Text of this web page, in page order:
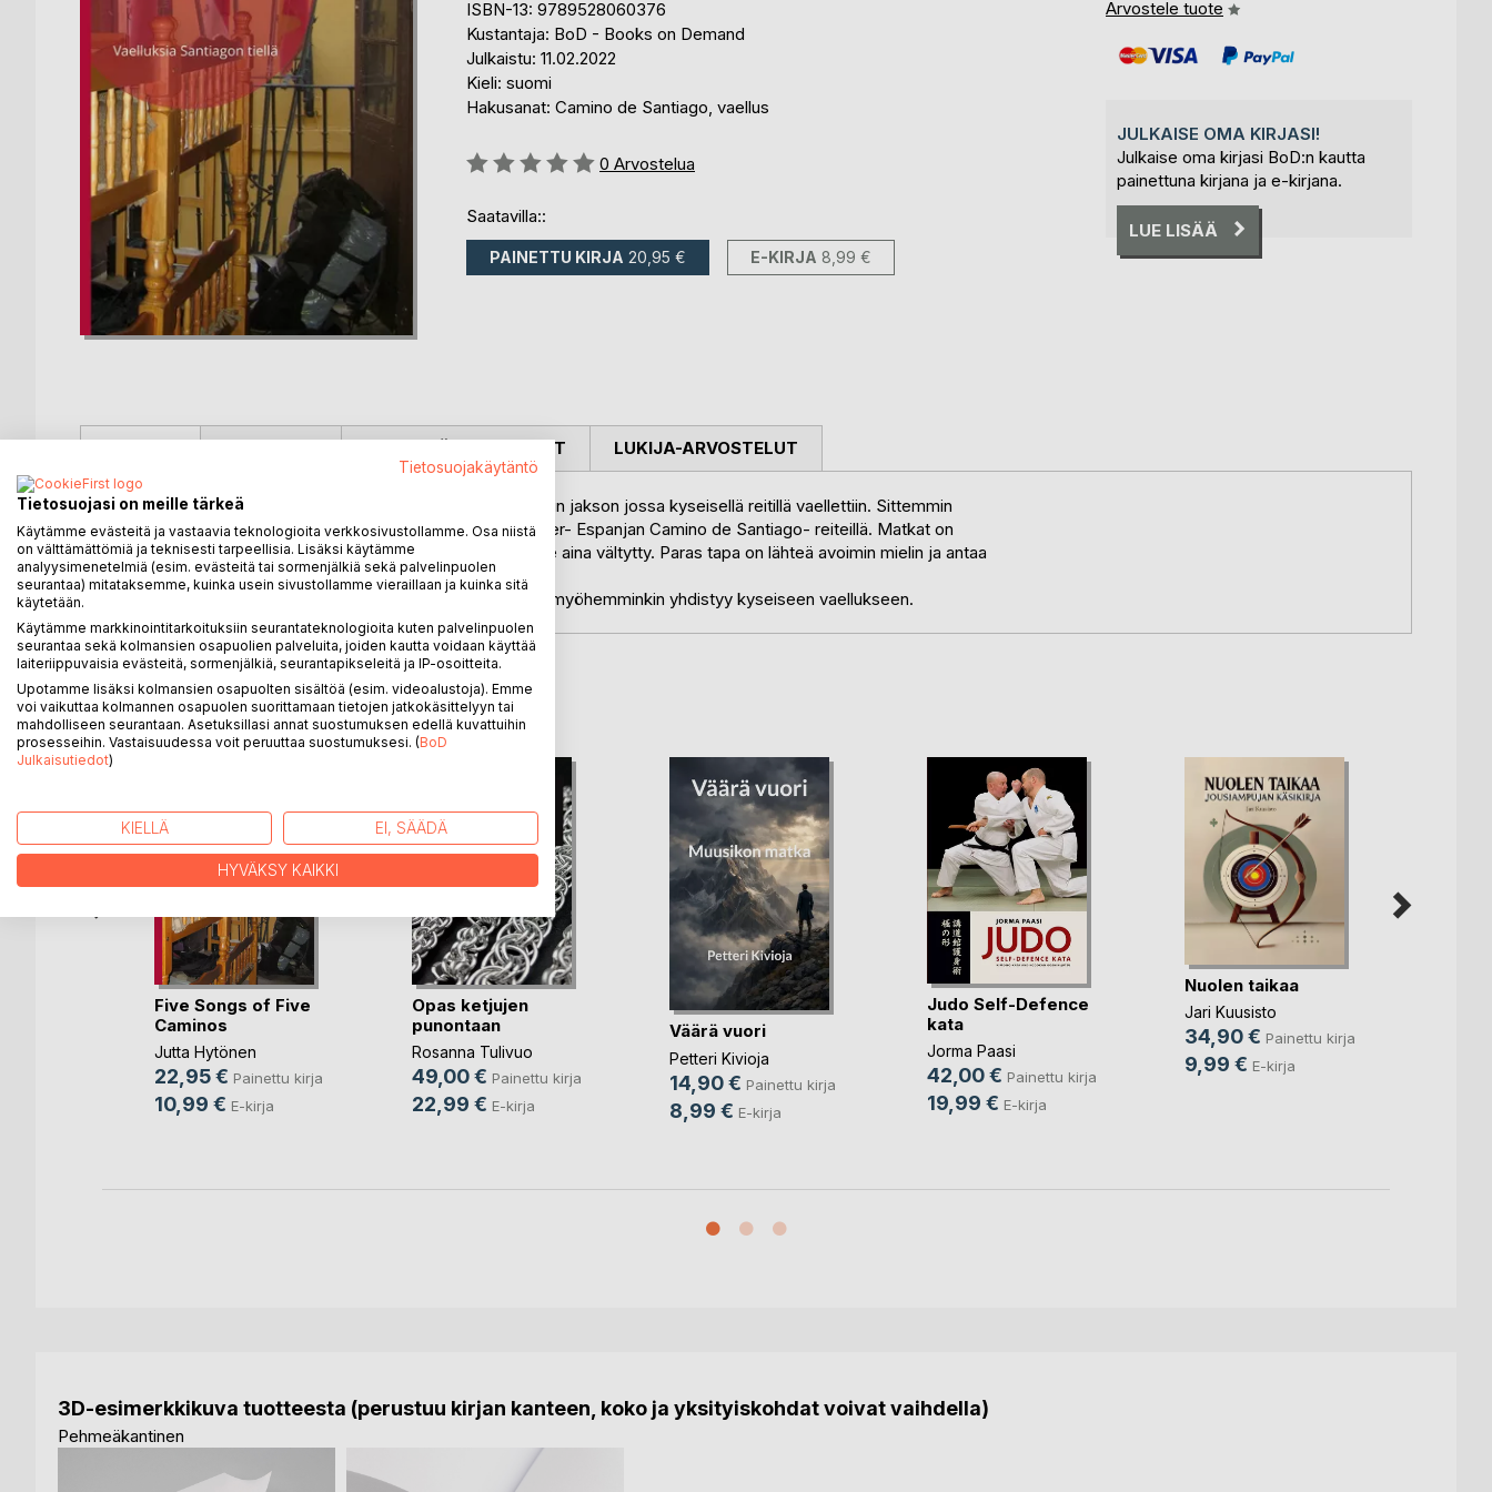
ISBN-13: 9789528060376
Kustantaja: BoD - Books on Demand
Julkaistu: 11.02.2022
Kieli: suomi
Hakusanat: Camino de Santiago, vaellus
Arvostelu::
0 Arvostelua
Saatavilla::
PAINETTU KIRJA 20,95 € E-KIRJA 8,99 €
Arvostele tuote
JULKAISE OMA KIRJASI!
Julkaise oma kirjasi BoD:n kautta
painettuna kirjana ja e-kirjana.
LUE LISÄÄ
Kirjoittaja innostui kovasti Caminosta nähtyään Matkapassin jakson jossa kyseisellä reitillä vaellettiin. Sittemmin
toistaiseksi on kertrynyt kokemusta viideltä kerralta Manner- Espanjan Camino de Santiago- reiteillä. Matkat on
olleet haastavia mutta antoisia eikä kommelluksiltakaan ole aina vältytty. Paras tapa on lähteä avoimin mielin ja antaa
tien viedä.
Joka matkalla on joku tietty biisi soinut päässä joka sitten myöhemminkin yhdistyy kyseiseen vaellukseen.
LEHDISTÖARVOSTELUT LUKIJA-ARVOSTELUT
LISÄÄ KIRJOJA BoD:LLA
Five Songs of Five
Caminos
Jutta Hytönen
22,95 € Painettu kirja
10,99 € E-kirja
Opas ketjujen
punontaan
Rosanna Tulivuo
49,00 € Painettu kirja
22,99 € E-kirja
Väärä vuori
Petteri Kivioja
14,90 € Painettu kirja
8,99 € E-kirja
Judo Self-Defence
kata
Jorma Paasi
42,00 € Painettu kirja
19,99 € E-kirja
Nuolen taikaa
Jari Kuusisto
34,90 € Painettu kirja
9,99 € E-kirja
3D-esimerkkikuva tuotteesta (perustuu kirjan kanteen, koko ja yksityiskohdat voivat vaihdella)
Pehmeäkantinen
Tietosuojakäytäntö
Tietosuojasi on meille tärkeä
Käytämme evästeitä ja vastaavia teknologioita verkkosivustollamme. Osa niistä
on välttämättömiä ja teknisesti tarpeellisia. Lisäksi käytämme
analyysimenetelmiä (esim. evästeitä tai sormenjälkiä sekä palvelinpuolen
seurantaa) mitataksemme, kuinka usein sivustollamme vieraillaan ja kuinka sitä
käytetään.
Käytämme markkinointitarkoituksiin seurantateknologioita kuten palvelinpuolen
seurantaa sekä kolmansien osapuolien palveluita, joiden kautta voidaan käyttää
laiteriippuvaisia evästeitä, sormenjälkiä, seurantapikseleitä ja IP-osoitteita.
Upotamme lisäksi kolmansien osapuolten sisältöä (esim. videoalustoja). Emme
voi vaikuttaa kolmannen osapuolen suorittamaan tietojen jatkokäsittelyyn tai
mahdolliseen seurantaan. Asetuksillasi annat suostumuksen edellä kuvattuihin
prosesseihin. Vastaisuudessa voit peruuttaa suostumuksesi. (BoD
Julkaisutiedot)
KIELLÄ EI, SÄÄDÄ
HYVÄKSY KAIKKI